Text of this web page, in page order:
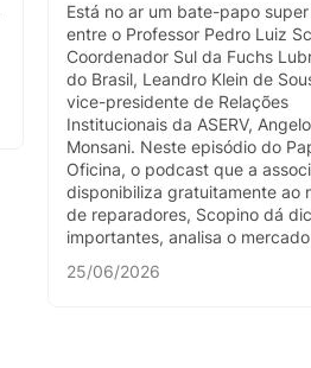
Está no ar um bate-papo
entre o Professor Pedro Luiz
Coordenador Sul da Fuchs
do Brasil, Leandro Klein de
vice-presidente de Relações
Institucionais da ASERV, Angelo
Monsani. Neste episódio do
Oficina, o podcast que a
disponibiliza gratuitamente ao
de reparadores, Scopino dá
importantes, analisa o
25/06/2026